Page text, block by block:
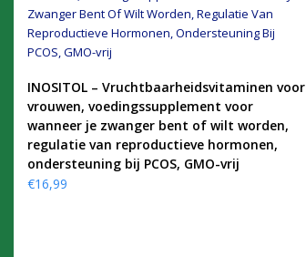
KOOP PRODUCT
INOSITOL – Vruchtbaarheidsvitaminen voor
vrouwen, voedingssupplement voor
wanneer je zwanger bent of wilt worden,
regulatie van reproductieve hormonen,
ondersteuning bij PCOS, GMO-vrij
€16,99